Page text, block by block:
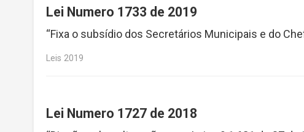
Lei Numero 1733 de 2019
“Fixa o subsídio dos Secretários Municipais e do
Leis 2019
Lei Numero 1727 de 2018